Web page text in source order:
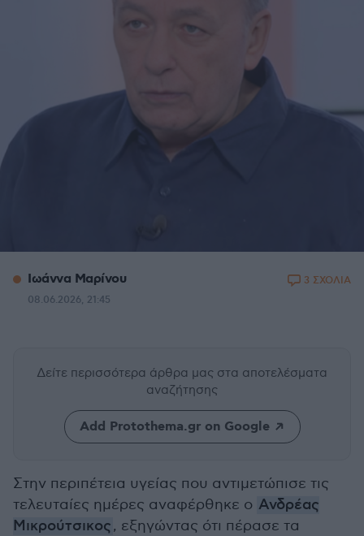
Ιωάννα Μαρίνου
08.06.2026, 21:45
3 ΣΧΟΛΙΑ
Δείτε περισσότερα άρθρα μας στα αποτελέσματα
αναζήτησης
Add Protothema.gr on Google
Στην περιπέτεια υγείας που αντιμετώπισε τις
τελευταίες ημέρες αναφέρθηκε ο Ανδρέας
Μικρούτσικος, εξηγώντας ότι πέρασε τα